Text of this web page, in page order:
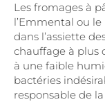
Les fromages à
l’Emmental ou
dans l’assiette
chauffage à plus
à une faible
bactéries
responsable de